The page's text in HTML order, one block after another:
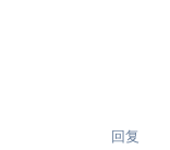
回复